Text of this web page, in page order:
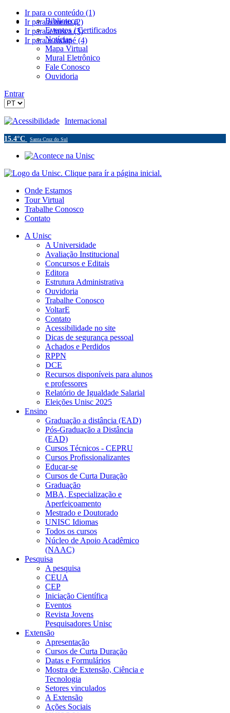
Ir para o conteúdo (1)
Ir para o menu (2)
Ir para a busca (3)
Ir para o rodapé (4)
Biblioteca
Eventos / Certificados
Notícias
Mapa Virtual
Mural Eletrônico
Fale Conosco
Ouvidoria
Entrar
Acessibilidade Internacional
15.4°C Santa Cruz do Sul
Onde Estamos
Tour Virtual
Trabalhe Conosco
Contato
A Unisc
A Universidade
Avaliação Institucional
Concursos e Editais
Editora
Estrutura Administrativa
Ouvidoria
Trabalhe Conosco
VoltarE
Contato
Acessibilidade no site
Dicas de segurança pessoal
Achados e Perdidos
RPPN
DCE
Recursos disponíveis para alunos
e professores
Relatório de Igualdade Salarial
Eleições Unisc 2025
Ensino
Graduação a distância (EAD)
Pós-Graduação a Distância
(EAD)
Cursos Técnicos - CEPRU
Cursos Profissionalizantes
Educar-se
Cursos de Curta Duração
Graduação
MBA, Especialização e
Aperfeiçoamento
Mestrado e Doutorado
UNISC Idiomas
Todos os cursos
Núcleo de Apoio Acadêmico
(NAAC)
Pesquisa
A pesquisa
CEUA
CEP
Iniciação Científica
Eventos
Revista Jovens
Pesquisadores Unisc
Extensão
Apresentação
Cursos de Curta Duração
Datas e Formulários
Mostra de Extensão, Ciência e
Tecnologia
Setores vinculados
A Extensão
Ações Sociais